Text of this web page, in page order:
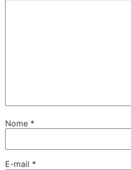
Nome *
E-mail *